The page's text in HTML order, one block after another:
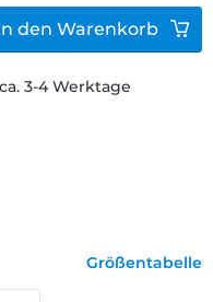
3-4 Werktage
Größentabelle
den Warenkorb